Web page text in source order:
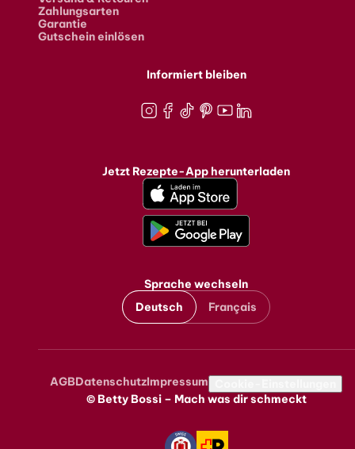
Zahlungsarten
Garantie
Gutschein einlösen
Informiert bleiben
Jetzt Rezepte-App herunterladen
Sprache wechseln
Deutsch
Français
Metanavigation
AGBDatenschutzImpressum
© Betty Bossi – Mach was dir schmeckt